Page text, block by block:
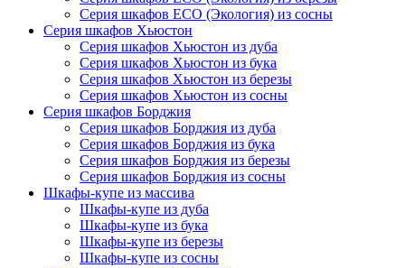
Серия шкафов ECO (Экология) из сосны
Серия шкафов Хьюстон
Серия шкафов Хьюстон из дуба
Серия шкафов Хьюстон из бука
Серия шкафов Хьюстон из березы
Серия шкафов Хьюстон из сосны
Серия шкафов Борджия
Серия шкафов Борджия из дуба
Серия шкафов Борджия из бука
Серия шкафов Борджия из березы
Серия шкафов Борджия из сосны
Шкафы-купе из массива
Шкафы-купе из дуба
Шкафы-купе из бука
Шкафы-купе из березы
Шкафы-купе из сосны